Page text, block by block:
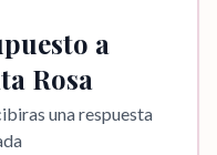
a
Rosa
una respuesta